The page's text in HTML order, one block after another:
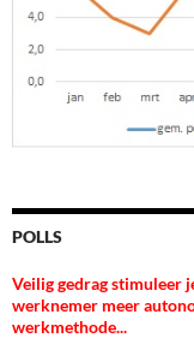
POLLS
Veilig gedrag stimuleer
werknemer meer
werkmethode...